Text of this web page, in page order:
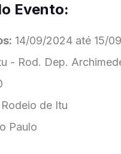
Evento:
14/09/2024 até 15/
- Rod. Dep.
Rodeio de Itu
Paulo